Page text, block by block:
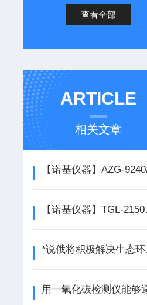
查看全部
ARTICLE
相关文章
【诺基仪
*说